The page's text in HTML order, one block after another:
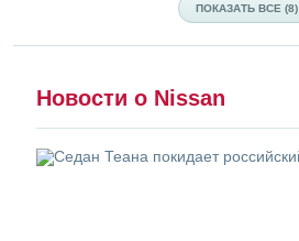
ПОКАЗАТЬ ВСЕ (8)
Новости о Nissan